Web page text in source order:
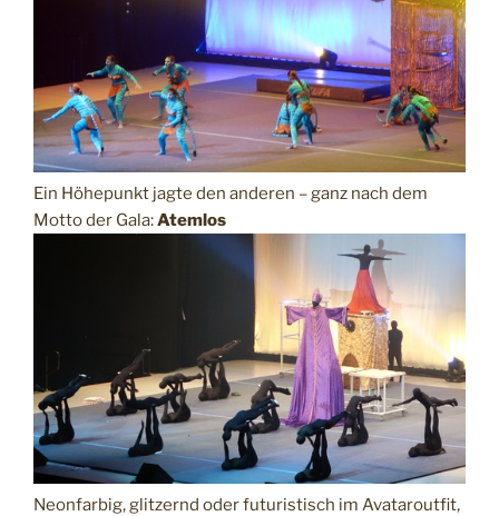
Ein Höhepunkt jagte den anderen – ganz nach dem
Motto der Gala:Atemlos
Neonfarbig, glitzernd oder futuristisch im Avataroutfit,